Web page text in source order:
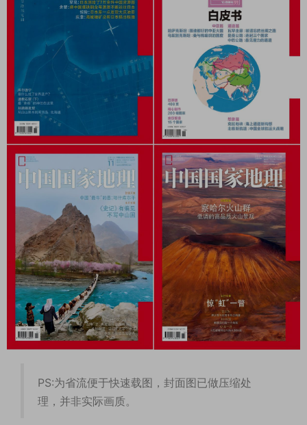
PS:为省流便于快速载图，封面图已做压缩处
理，并非实际画质。